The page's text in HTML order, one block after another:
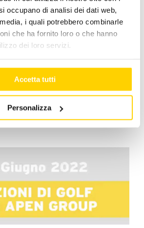
occupano di analisi dei dati web,
i quali potrebbero combinarle
che ha fornito loro o che hanno
dei loro servizi.
Accetta tutti
Personalizza
a Francoforte, è terminata
Apen Group ringrazia tutti i
al nostro stand, con i quali ci
sui temi importanti
Apen Group,Eventi,Team